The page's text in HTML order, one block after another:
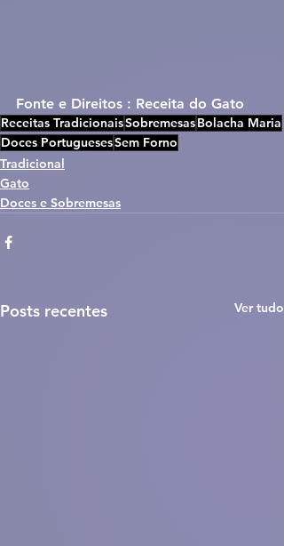
Fonte e Direitos : Receita do Gato
Receitas TradicionaisSobremesasBolacha Maria
Doces PortuguesesSem Forno
Tradicional
Gato
Doces e Sobremesas
Posts recentes Ver tudo